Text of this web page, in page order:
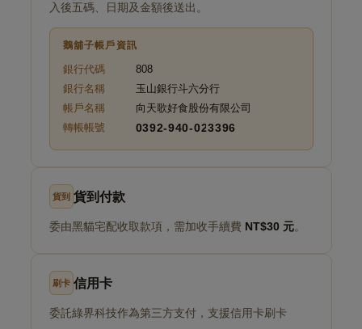
入後五碼、日期及金額後送出。
鵝舖子帳戶資訊
銀行代碼
808
銀行名稱
玉山銀行斗六分行
帳戶名稱
向天歌好食股份有限公司
轉帳帳號
0392-940-023396
貨到 貨到付款
委由黑貓宅配收取款項，需加收手續費 NT$30 元。
刷卡 信用卡
委託綠界科技作為第三方支付，支援信用卡刷卡